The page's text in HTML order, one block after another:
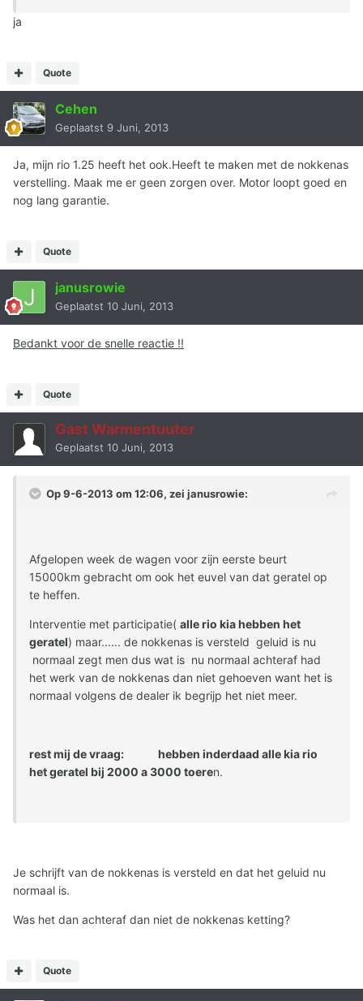
ja
Quote
Cehen
Geplaatst 9 Juni, 2013
Ja, mijn rio 1.25 heeft het ook.Heeft te maken met de nokkenas
verstelling. Maak me er geen zorgen over. Motor loopt goed en
nog lang garantie.
Quote
janusrowie
Geplaatst 10 Juni, 2013
Bedankt voor de snelle reactie !!
Quote
Gast Warmentuuter
Geplaatst 10 Juni, 2013
Op 9-6-2013 om 12:06, zei janusrowie:
Afgelopen week de wagen voor zijn eerste beurt
15000km gebracht om ook het euvel van dat geratel op
te heffen.
Interventie met participatie( alle rio kia hebben het
geratel) maar...... de nokkenas is versteld geluid is nu
normaal zegt men dus wat is nu normaal achteraf had
het werk van de nokkenas dan niet gehoeven want het is
normaal volgens de dealer ik begrijp het niet meer.
rest mij de vraag: hebben inderdaad alle kia rio
het geratel bij 2000 a 3000 toeren.
Je schrijft van de nokkenas is versteld en dat het geluid nu
normaal is.
Was het dan achteraf dan niet de nokkenas ketting?
Quote